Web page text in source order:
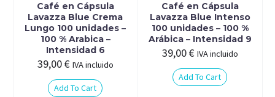
Café en Cápsula
Lavazza Blue Crema
Lungo 100 unidades –
100 % Arabica –
Intensidad 6
39,00€ IVA incluido
Add To Cart
Café en Cápsula
Lavazza Blue Intenso
100 unidades – 100 %
Arábica – Intensidad 9
39,00€ IVA incluido
Add To Cart